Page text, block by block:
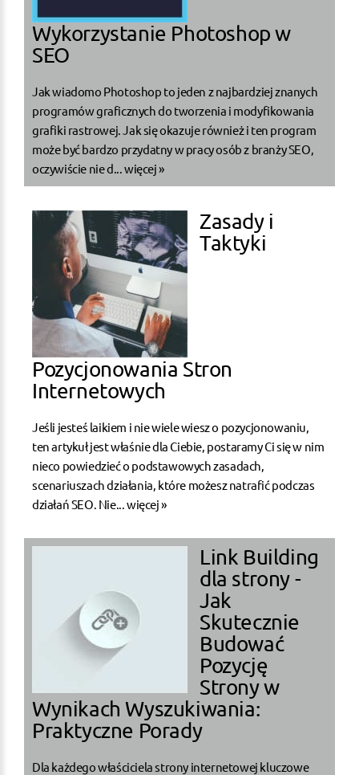
Wykorzystanie Photoshop w
SEO
Jak wiadomo Photoshop to jeden z najbardziej znanych
programów graficznych do tworzenia i modyfikowania
grafiki rastrowej. Jak się okazuje również i ten program
może być bardzo przydatny w pracy osób z branży SEO,
oczywiście nie d... więcej »
Zasady i
Taktyki
Pozycjonowania Stron
Internetowych
Jeśli jesteś laikiem i nie wiele wiesz o pozycjonowaniu,
ten artykuł jest właśnie dla Ciebie, postaramy Ci się w nim
nieco powiedzieć o podstawowych zasadach,
scenariuszach działania, które możesz natrafić podczas
działań SEO. Nie... więcej »
Link Building
dla strony -
Jak
Skutecznie
Budować
Pozycję
Strony w
Wynikach Wyszukiwania:
Praktyczne Porady
Dla każdego właściciela strony internetowej kluczowe